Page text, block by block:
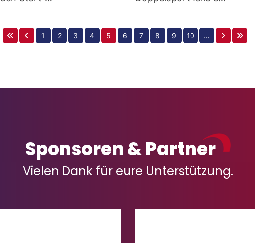
1 2 3 4 5 6 7 8 9 10 …
Sponsoren & Partner
Vielen Dank für eure Unterstützung.